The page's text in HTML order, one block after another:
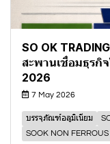
SO OK
สะพานเชื่อมธุรกิ
2026
7 May 2026
บรรจุภัณฑ์อลูมิเนียม
SOOK NON FERROUS